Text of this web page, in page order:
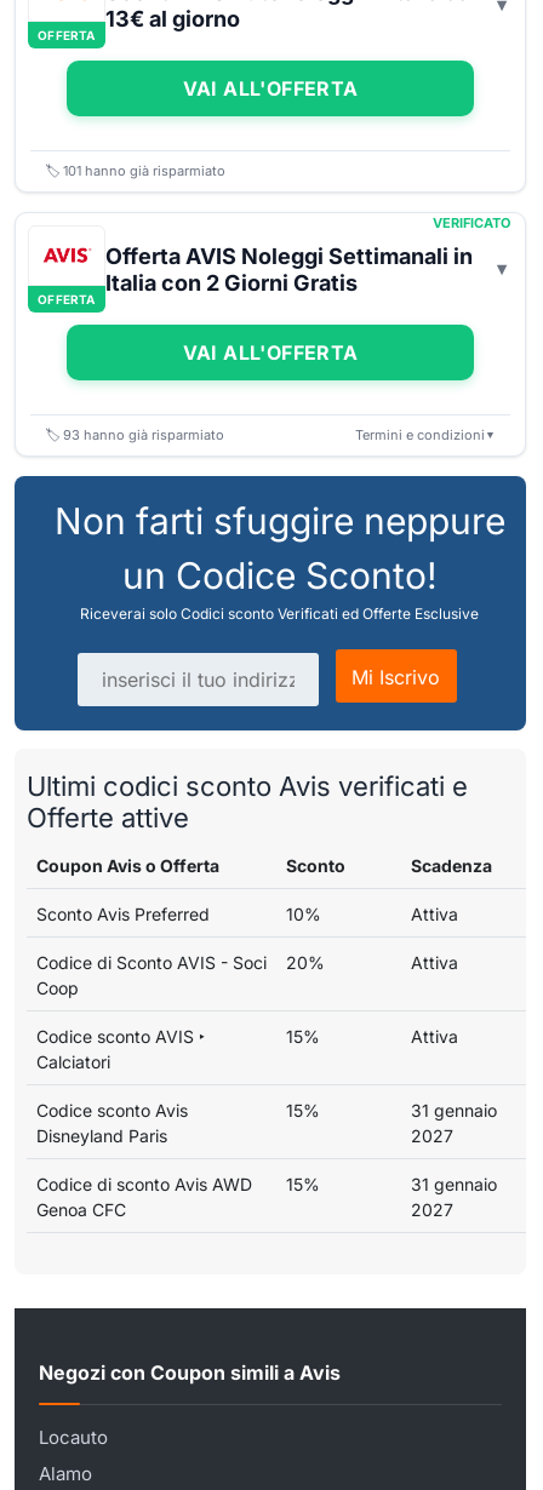
OFFERTA
13€ al giorno
VAI ALL'OFFERTA
🏷️ 101 hanno già risparmiato
OFFERTA
VERIFICATO
Offerta AVIS Noleggi Settimanali in
Italia con 2 Giorni Gratis
VAI ALL'OFFERTA
🏷️ 93 hanno già risparmiato Termini e condizioni ▼
Non farti sfuggire neppure
un Codice Sconto!
Riceverai solo Codici sconto Verificati ed Offerte Esclusive
Indirizzo email
Mi Iscrivo
Ultimi codici sconto Avis verificati e
Offerte attive
Coupon Avis o Offerta Sconto Scadenza
Sconto Avis Preferred 10% Attiva
Codice di Sconto AVIS - Soci
Coop
20% Attiva
Codice sconto AVIS ‣
Calciatori
15% Attiva
Codice sconto Avis
Disneyland Paris
15%
31 gennaio
2027
Codice di sconto Avis AWD
Genoa CFC
15%
31 gennaio
2027
Negozi con Coupon simili a Avis
Locauto
Alamo